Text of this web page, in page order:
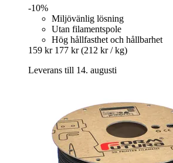
-10%
Miljövänlig lösning
Utan filamentspole
Hög hållfasthet och hållbarhet
159 kr 177 kr (212 kr / kg)
Leverans till 14. augusti